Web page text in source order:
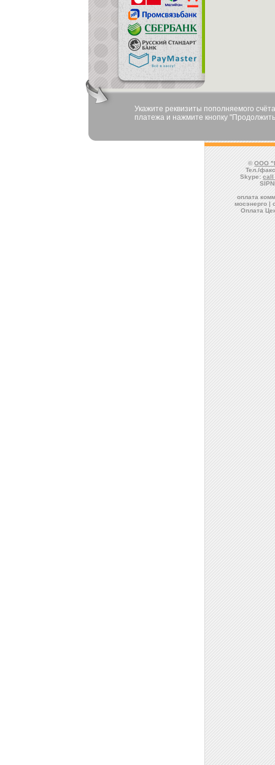
Укажите реквизиты пополняемого
платежа и нажмите кнопку
©ООО
Тел./
Skype:
оплата
мосэнерго |
Оплата